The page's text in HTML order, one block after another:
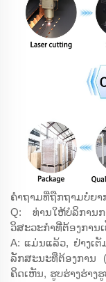
ຄຳຖາມທີ່ຖືກຖາມບໍ່ຍາ
Q: ທ່ານໃຫ້ບໍລິການ
ວິສະວະກຳທີ່ຕ້ອງການ
A: ແມ່ນແລ້ວ, ຢ່າງເ
ລັກສະນະທີ່ຕ້ອງການ
ຄິດເຫັນ, ຮູບຮ່າງຮ່າງ